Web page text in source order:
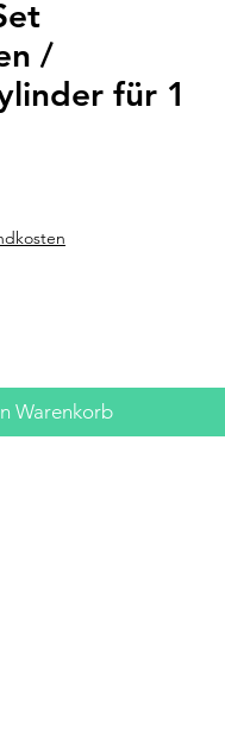
/
für 1
Warenkorb